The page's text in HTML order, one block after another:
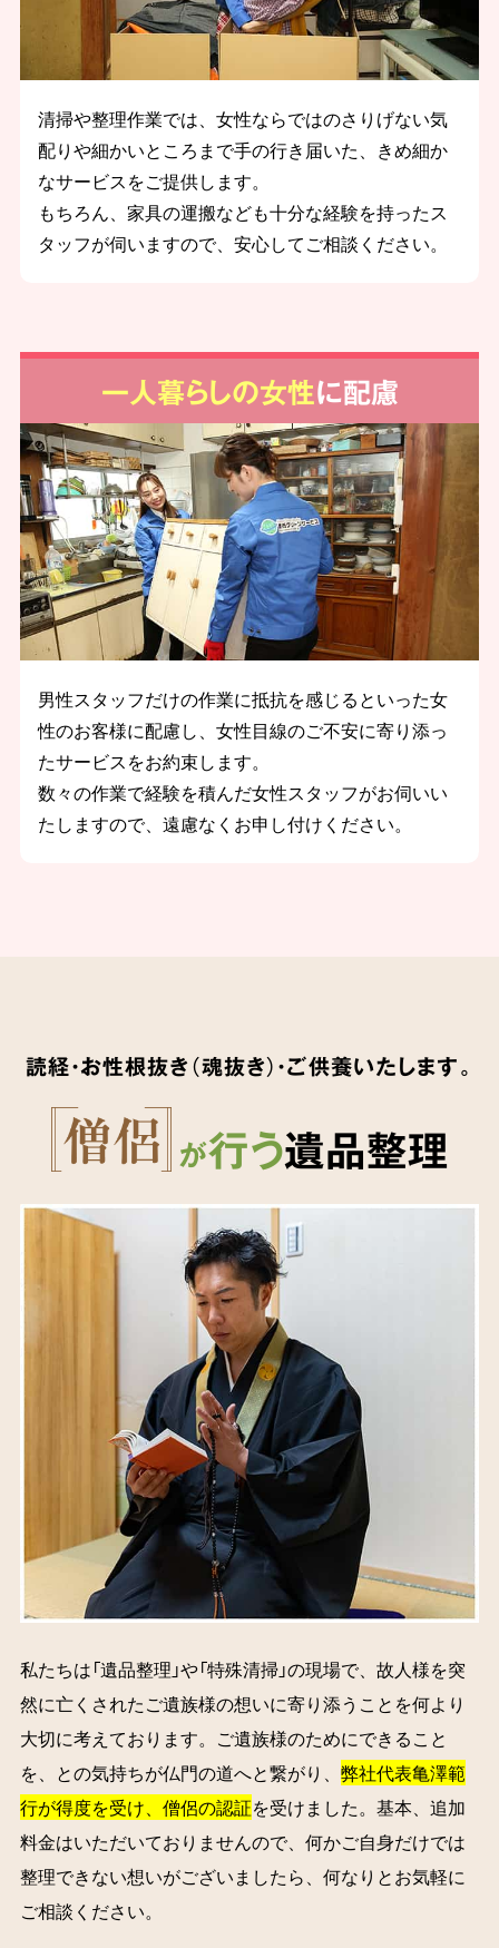
清掃や整理作業では、女性ならではのさりげない気
配りや細かいところまで手の行き届いた、きめ細か
なサービスをご提供します。
もちろん、家具の運搬なども十分な経験を持ったス
タッフが伺いますので、安心してご相談ください。
一人暮らしの女性に配慮
男性スタッフだけの作業に抵抗を感じるといった女
性のお客様に配慮し、女性目線のご不安に寄り添っ
たサービスをお約束します。
数々の作業で経験を積んだ女性スタッフがお伺いい
たしますので、遠慮なくお申し付けください。
が行う遺品整理
読経・お性根抜き（魂抜き）・ご供養いたします。
私たちは「遺品整理」や「特殊清掃」の現場で、故人様を突
然に亡くされたご遺族様の想いに寄り添うことを何より
大切に考えております。ご遺族様のためにできること
を、との気持ちが仏門の道へと繋がり、 弊社代表亀澤範
行が得度を受け、僧侶の認証を受けました。基本、追加
料金はいただいておりませんので、何かご自身だけでは
整理できない想いがございましたら、何なりとお気軽に
ご相談ください。